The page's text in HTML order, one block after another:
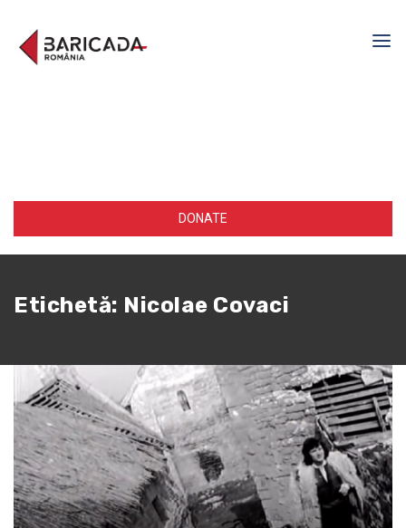
DONATE
Etichetă: Nicolae Covaci